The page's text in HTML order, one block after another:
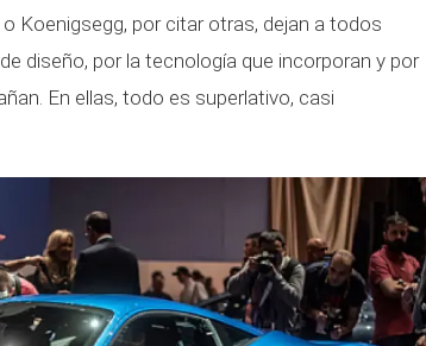
Koenigsegg, por citar otras, dejan a todos
diseño, por la tecnología que incorporan y por
En ellas, todo es superlativo, casi